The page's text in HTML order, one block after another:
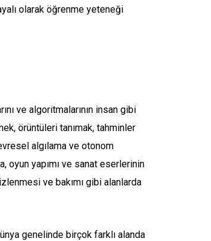
olarak öğrenme yeteneği
ve algoritmalarının insan gibi
örüntüleri tanımak, tahminler
algılama ve otonom
yapımı ve sanat eserlerinin
ve bakımı gibi alanlarda
genelinde birçok farklı alanda